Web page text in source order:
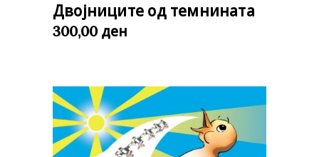
Двојниците од темнината
300,00 ден